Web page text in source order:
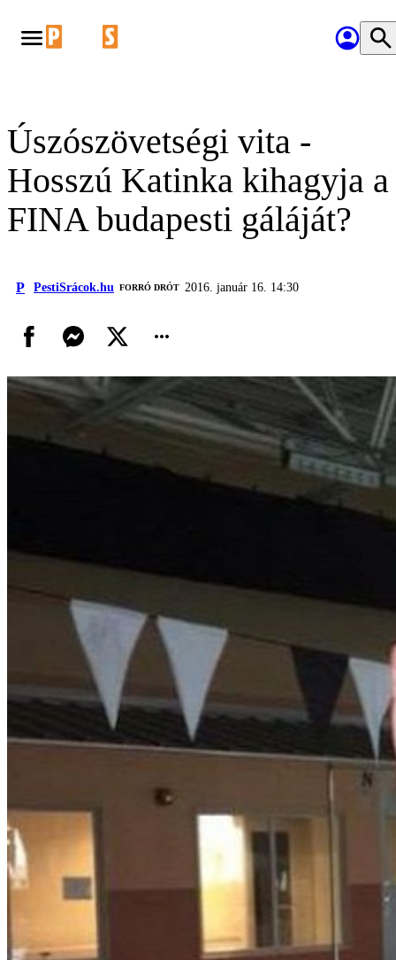
Úszószövetségi vita -
Hosszú Katinka kihagyja a
FINA budapesti gáláját?
P PestiSrácok.hu FORRÓ DRÓT 2016. január 16. 14:30